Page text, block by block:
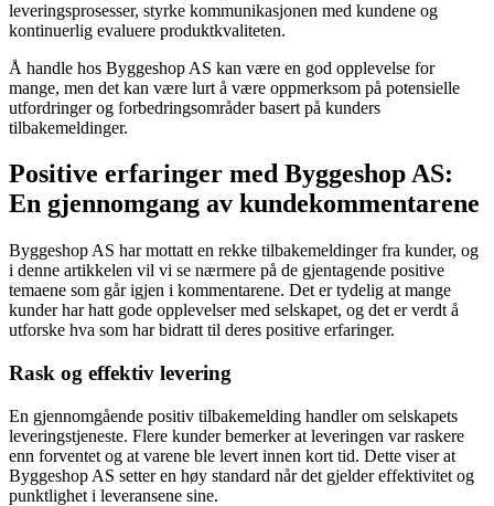
leveringsprosesser, styrke kommunikasjonen med kundene og
kontinuerlig evaluere produktkvaliteten.
Å handle hos Byggeshop AS kan være en god opplevelse for
mange, men det kan være lurt å være oppmerksom på potensielle
utfordringer og forbedringsområder basert på kunders
tilbakemeldinger.
Positive erfaringer med Byggeshop AS:
En gjennomgang av kundekommentarene
Byggeshop AS har mottatt en rekke tilbakemeldinger fra kunder, og
i denne artikkelen vil vi se nærmere på de gjentagende positive
temaene som går igjen i kommentarene. Det er tydelig at mange
kunder har hatt gode opplevelser med selskapet, og det er verdt å
utforske hva som har bidratt til deres positive erfaringer.
Rask og effektiv levering
En gjennomgående positiv tilbakemelding handler om selskapets
leveringstjeneste. Flere kunder bemerker at leveringen var raskere
enn forventet og at varene ble levert innen kort tid. Dette viser at
Byggeshop AS setter en høy standard når det gjelder effektivitet og
punktlighet i leveransene sine.